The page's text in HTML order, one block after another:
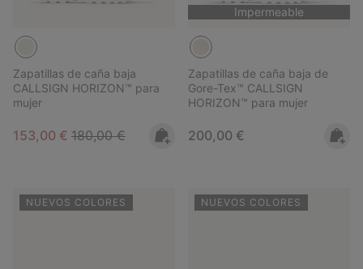
Zapatillas de caña baja
CALLSIGN HORIZON™ para
mujer
Sale price:
153,00 € Regular price:
180,00 €
Impermeable
Zapatillas de caña baja de
Gore-Tex™ CALLSIGN
HORIZON™ para mujer
Regular price:
200,00 €
NUEVOS COLORES NUEVOS COLORES